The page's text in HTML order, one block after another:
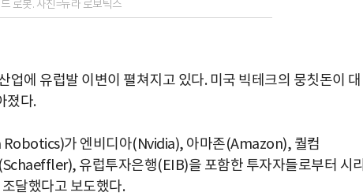
로봇. 사진=뉴라 로보틱스
에 유럽발 이변이 펼쳐지고 있다. 미국 빅테크의 뭉칫돈이 대
졌다.
가 엔비디아(Nvidia), 아마존(Amazon), 퀄컴
유럽투자은행(EIB)을 포함한 투자자들로부터 시리
달했다고 보도했다.